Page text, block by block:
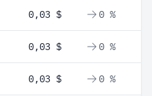
0,03 $ 0 %
0,03 $ 0 %
0,03 $ 0 %